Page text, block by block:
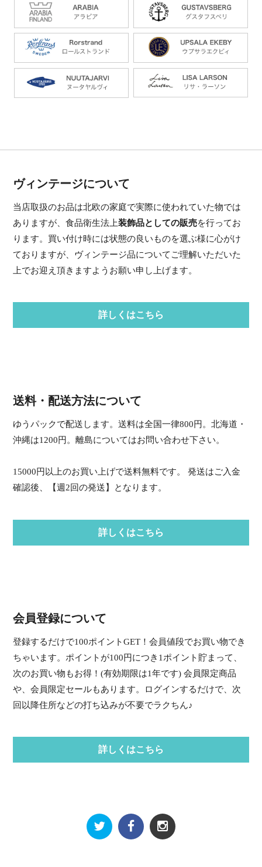
ヴィンテージについて
当店取扱のお品は北欧の家庭で実際に使われていた物では
ありますが、食品衛生法上装飾品としての販売を行ってお
ります。買い付け時には状態の良いものを選ぶ様に心がけ
ておりますが、ヴィンテージ品についてご理解いただいた
上でお迎え頂きますようお願い申し上げます。
詳しくはこちら
送料・配送方法について
ゆうパックで配送します。送料は全国一律800円。北海道・
沖縄は1200円。離島についてはお問い合わせ下さい。
15000円以上のお買い上げで送料無料です。 発送はご入金
確認後、【週2回の発送】となります。
詳しくはこちら
会員登録について
登録するだけで100ポイントGET！会員値段でお買い物でき
ちゃいます。ポイントが100円につき1ポイント貯まって、
次のお買い物もお得！(有効期限は1年です) 会員限定商品
や、会員限定セールもあります。ログインするだけで、次
回以降住所などの打ち込みが不要でラクちん♪
詳しくはこちら